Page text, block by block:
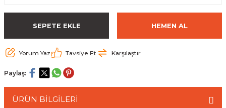
SEPETE EKLE HEMEN AL
Yorum Yaz Tavsiye Et Karşılaştır
Paylaş:
ÜRÜN BİLGİLERİ